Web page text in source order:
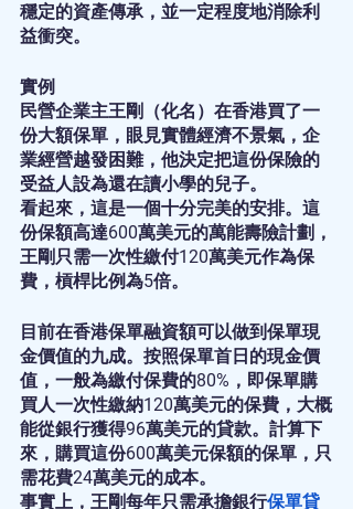
穩定的資產傳承，並一定程度地消除利
益衝突。
實例
民營企業主王剛（化名）在香港買了一
份大額保單，眼見實體經濟不景氣，企
業經營越發困難，他決定把這份保險的
受益人設為還在讀小學的兒子。
看起來，這是一個十分完美的安排。這
份保額高達600萬美元的萬能壽險計劃，
王剛只需一次性繳付120萬美元作為保
費，槓桿比例為5倍。
目前在香港保單融資額可以做到保單現
金價值的九成。按照保單首日的現金價
值，一般為繳付保費的80%，即保單購
買人一次性繳納120萬美元的保費，大概
能從銀行獲得96萬美元的貸款。計算下
來，購買這份600萬美元保額的保單，只
需花費24萬美元的成本。
事實上，王剛每年只需承擔銀行保單貸